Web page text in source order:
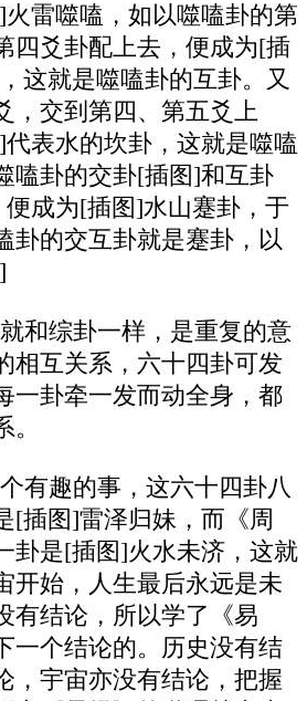
雷噬嗑，如以噬嗑卦的第
四爻卦配上去，便成为[插
这就是噬嗑卦的互卦。又
，交到第四、第五爻上
表水的坎卦，这就是噬嗑
嗑卦的交卦[插图]和互卦
成为[插图]水山蹇卦，于
卦的交互卦就是蹇卦，以
和综卦一样，是重复的意
相互关系，六十四卦可发
一卦牵一发而动全身，都
有趣的事，这六十四卦八
[插图]雷泽归妹，而《周
卦是[插图]火水未济，这就
开始，人生最后永远是未
有结论，所以学了《易
一个结论的。历史没有结
，宇宙亦没有结论，把握